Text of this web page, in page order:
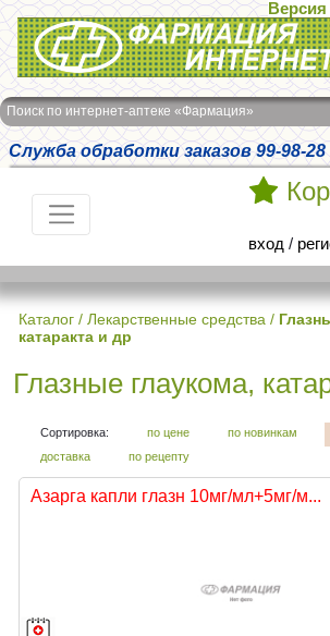
Интернет-аптека Фармация
Поиск по интернет-аптеке «Фармация»
Служба обработки заказов 99-98-28
вход /
Каталог / Лекарственные средства /
катаракта и др
Глазные глаукома,
Сортировка: по цене по новинкам
доставка
по рецепту
Азарга капли глазн 10мг/мл+5мг/м...